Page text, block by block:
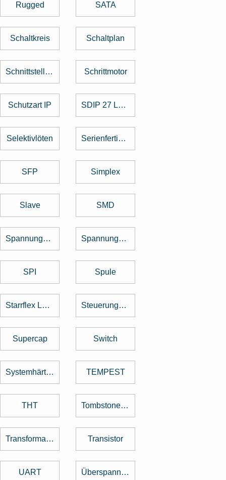
Rugged SATA
Schaltkreis Schaltplan
Schnittstellenkarte Schrittmotor
Schutzart IP SDIP 27 Level
Selektivlöten Serienfertigung
SFP Simplex
Slave SMD
Spannungsregler Spannungswandler
SPI Spule
Starrflex Leiterplatten Steuerungstechnik
Supercap Switch
Systemhärtung TEMPEST
THT Tombstone Effekt
Transformator Transistor
UART Überspannungsschutz